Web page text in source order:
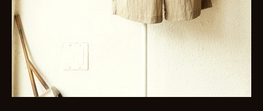
shop
contact
Instagram